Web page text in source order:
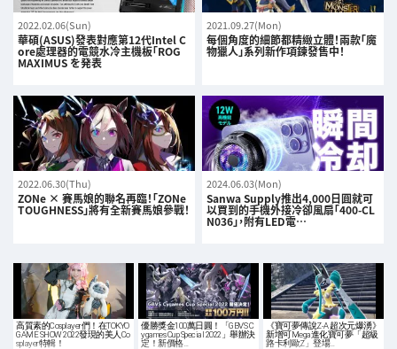
2022.02.06(Sun)
華碩(ASUS)發表對應第12代Intel C
ore處理器的電競水冷主機板「ROG
MAXIMUS を発表
2021.09.27(Mon)
每個角度的細節都精緻立體！兩款「魔
物獵人」系列新作項鍊發售中！
2022.06.30(Thu)
ZONe × 賽馬娘的聯名再臨！「ZONe
TOUGHNESS」將有全新賽馬娘參戰！
2024.06.03(Mon)
Sanwa Supply推出4,000日圓就可
以買到的手機外接冷卻風扇「400-CL
N036」，附有LED電…
高質素的Cosplayer們！在TOKYO
GAME SHOW 2022發現的美人Co
splayer特輯！
優勝獎金100萬日圓！「GBVS C
ygames Cup Special 2022」舉辦決
定！新價格…
《寶可夢傳說Z-A 超次元爆湧》
新增可Mega進化寶可夢「超級
路卡利歐Z」登場…